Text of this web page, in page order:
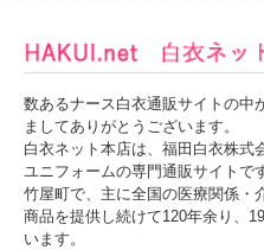
数あるナース白衣通販サイトの中
ましてありがとうございます。
白衣ネット本店は、福田白衣株式
ユニフォームの専門通販サイトで
竹屋町で、主に全国の医療関係・
商品を提供し続けて120年余り、
います。